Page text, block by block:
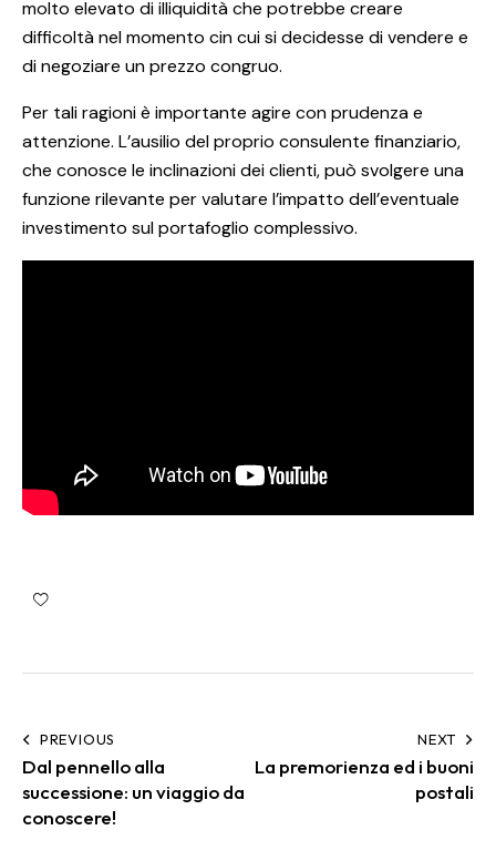
molto elevato di illiquidità che potrebbe creare
difficoltà nel momento cin cui si decidesse di vendere e
di negoziare un prezzo congruo.
Per tali ragioni è importante agire con prudenza e
attenzione. L’ausilio del proprio consulente finanziario,
che conosce le inclinazioni dei clienti, può svolgere una
funzione rilevante per valutare l’impatto dell’eventuale
investimento sul portafoglio complessivo.
PREVIOUS
Dal pennello alla
successione: un viaggio da
conoscere!
NEXT
La premorienza ed i buoni
postali